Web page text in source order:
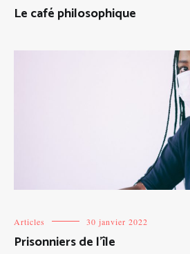
Le café philosophique
Articles 30 janvier 2022
Prisonniers de l’île